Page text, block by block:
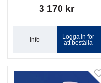
3 170 kr
Info
Logga in för
att beställa